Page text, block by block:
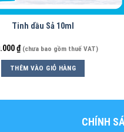
Tinh dầu Sả 10ml
₫ (chưa bao gồm thuế VAT)
THÊM VÀO GIỎ HÀNG
CHÍNH